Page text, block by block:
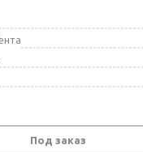
Под заказ